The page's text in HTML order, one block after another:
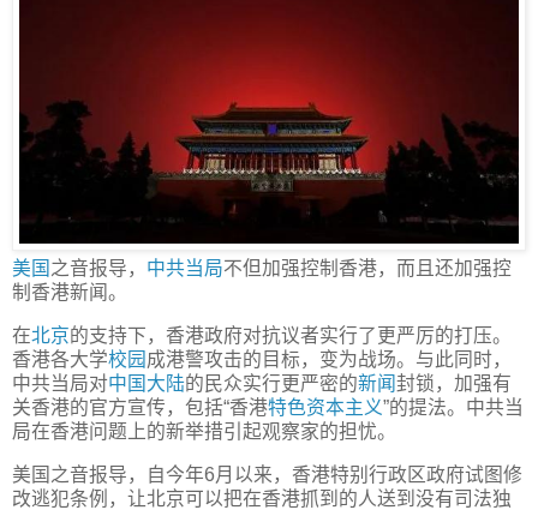
美国 之音报导， 中共当局不但加强控制香港，而且还加强控
制香港新闻。
在北京的支持下，香港政府对抗议者实行了更严厉的打压。
香港各大学校园 成港警攻击的目标，变为战场。与此同时，
中共当局对中国 大陆的民众实行更严密的新闻封锁，加强有
关香港的官方宣传，包括“香港特色资本主义”的提法。中共当
局在香港问题上的新举措引起观察家的担忧。
美国之音报导，自今年6月以来，香港特别行政区政府试图修
改逃犯条例，让北京可以把在香港抓到的人送到没有司法独